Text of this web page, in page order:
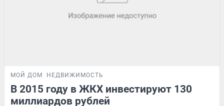
МОЙ ДОМ НЕДВИЖИМОСТЬ
В 2015 году в ЖКХ инвестируют 130
миллиардов рублей